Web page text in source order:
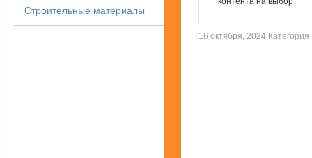
Строительные материалы
16 октября, 2024 Категория